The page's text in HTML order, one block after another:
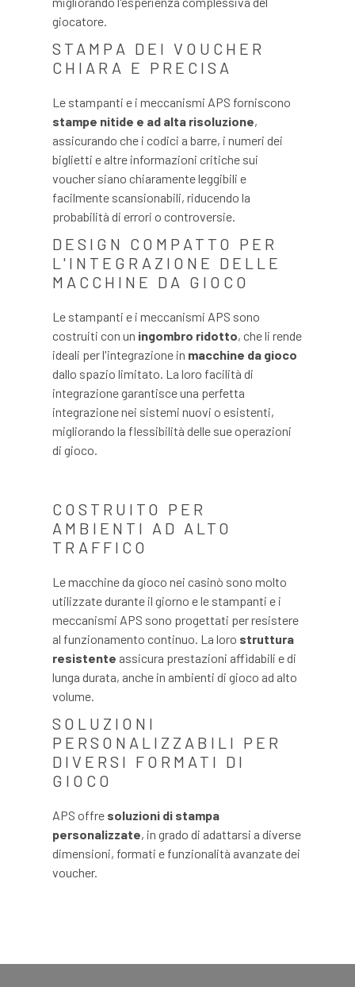
giocatore.
STAMPA DEI VOUCHER
CHIARA E PRECISA
Le stampanti e i meccanismi APS forniscono
stampe nitide e ad alta risoluzione,
assicurando che i codici a barre, i numeri dei
biglietti e altre informazioni critiche sui
voucher siano chiaramente leggibili e
facilmente scansionabili, riducendo la
probabilità di errori o controversie.
DESIGN COMPATTO PER
L'INTEGRAZIONE DELLE
MACCHINE DA GIOCO
Le stampanti e i meccanismi APS sono
costruiti con un ingombro ridotto, che li rende
ideali per l'integrazione in macchine da gioco
dallo spazio limitato. La loro facilità di
integrazione garantisce una perfetta
integrazione nei sistemi nuovi o esistenti,
migliorando la flessibilità delle sue operazioni
di gioco.
COSTRUITO PER
AMBIENTI AD ALTO
TRAFFICO
Le macchine da gioco nei casinò sono molto
utilizzate durante il giorno e le stampanti e i
meccanismi APS sono progettati per resistere
al funzionamento continuo. La loro struttura
resistente assicura prestazioni affidabili e di
lunga durata, anche in ambienti di gioco ad alto
volume.
SOLUZIONI
PERSONALIZZABILI PER
DIVERSI FORMATI DI
GIOCO
APS offre soluzioni di stampa
personalizzate, in grado di adattarsi a diverse
dimensioni, formati e funzionalità avanzate dei
voucher.